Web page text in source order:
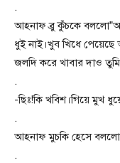
.
আহনাফ ব্র‍ু কুঁচকে
ধুই নাই।খুব খিধে
জলদি করে খাবার দাও
.
-ছিঃ!কি খবিশ।গিয়ে মুখ
.
আহনাফ মুচকি হেসে
.